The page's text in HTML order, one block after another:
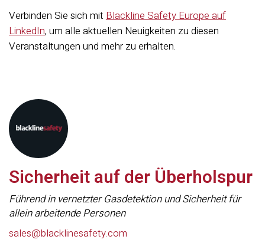
Verbinden Sie sich mit Blackline Safety Europe auf
LinkedIn, um alle aktuellen Neuigkeiten zu diesen
Veranstaltungen und mehr zu erhalten.
Sicherheit auf der Überholspur
Führend in vernetzter Gasdetektion und Sicherheit für
allein arbeitende Personen
sales@blacklinesafety.com